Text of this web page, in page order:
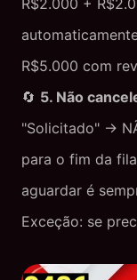
R$2.000 +
R$5.000 com
🔄 5. Não
"Solicitado" →
para o fim da
aguardar é
Exceção: se